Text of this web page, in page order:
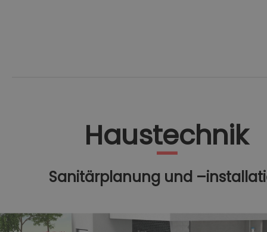
Haustechnik
Sanitärplanung und